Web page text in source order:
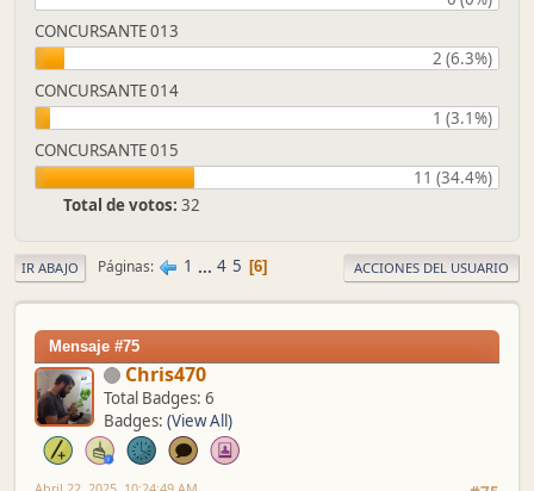
CONCURSANTE 013
2 (6.3%)
CONCURSANTE 014
1 (3.1%)
CONCURSANTE 015
11 (34.4%)
Total de votos: 32
IR ABAJO Páginas 1 ... 4 5 6 ACCIONES DEL USUARIO
Mensaje #75
Chris470
Total Badges: 6
Badges: (View All)